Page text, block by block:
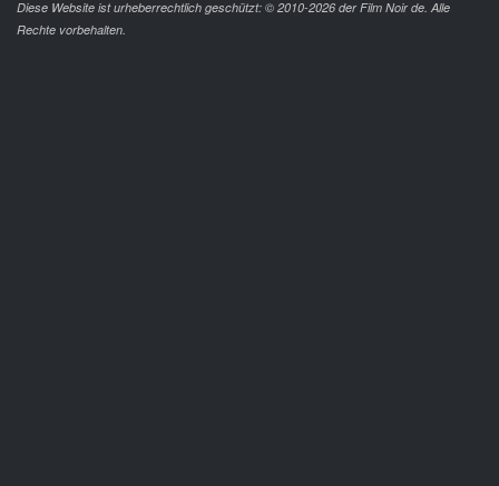
Diese Website ist urheberrechtlich geschützt: © 2010-2026 der Film Noir de. Alle
Rechte vorbehalten.